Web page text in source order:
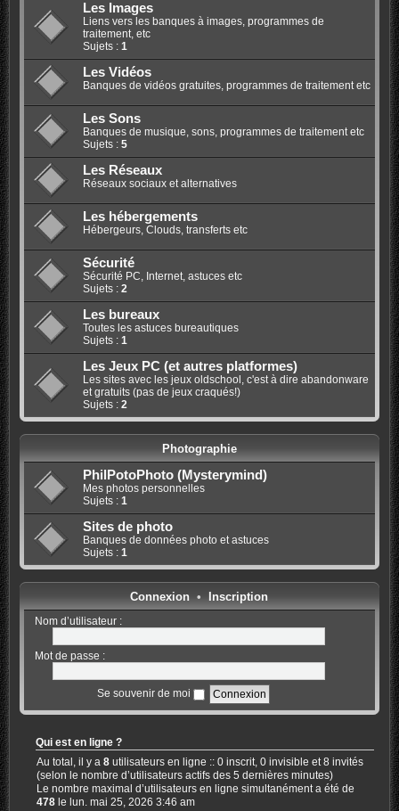
Les Images
Liens vers les banques à images, programmes de
traitement, etc
Sujets : 1
Les Vidéos
Banques de vidéos gratuites, programmes de traitement etc
Les Sons
Banques de musique, sons, programmes de traitement etc
Sujets : 5
Les Réseaux
Réseaux sociaux et alternatives
Les hébergements
Hébergeurs, Clouds, transferts etc
Sécurité
Sécurité PC, Internet, astuces etc
Sujets : 2
Les bureaux
Toutes les astuces bureautiques
Sujets : 1
Les Jeux PC (et autres platformes)
Les sites avec les jeux oldschool, c'est à dire abandonware
et gratuits (pas de jeux craqués!)
Sujets : 2
Photographie
PhilPotoPhoto (Mysterymind)
Mes photos personnelles
Sujets : 1
Sites de photo
Banques de données photo et astuces
Sujets : 1
Connexion • Inscription
Nom d’utilisateur :
Mot de passe :
Se souvenir de moi
Qui est en ligne ?
Au total, il y a8 utilisateurs en ligne :: 0 inscrit, 0 invisible et 8 invités
(selon le nombre d’utilisateurs actifs des 5 dernières minutes)
Le nombre maximal d’utilisateurs en ligne simultanément a été de
478 le lun. mai 25, 2026 3:46 am